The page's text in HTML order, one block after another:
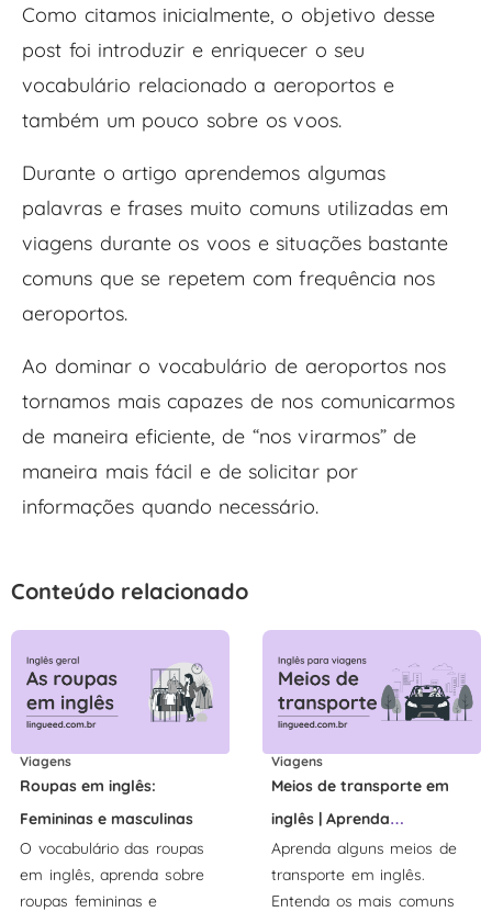
Como citamos inicialmente, o objetivo desse
post foi introduzir e enriquecer o seu
vocabulário relacionado a aeroportos e
também um pouco sobre os voos.
Durante o artigo aprendemos algumas
palavras e frases muito comuns utilizadas em
viagens durante os voos e situações bastante
comuns que se repetem com frequência nos
aeroportos.
Ao dominar o vocabulário de aeroportos nos
tornamos mais capazes de nos comunicarmos
de maneira eficiente, de “nos virarmos” de
maneira mais fácil e de solicitar por
informações quando necessário.
Conteúdo relacionado
Viagens
Roupas em inglês:
Femininas e masculinas
O vocabulário das roupas
em inglês, aprenda sobre
roupas femininas e
Viagens
Meios de transporte em
inglês | Aprenda
vocabulário
Aprenda alguns meios de
transporte em inglês.
Entenda os mais comuns